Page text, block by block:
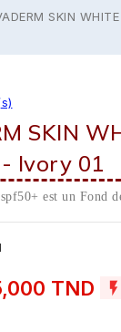
SKIN
SKIN
Ivory 01
est un Fond
TND 